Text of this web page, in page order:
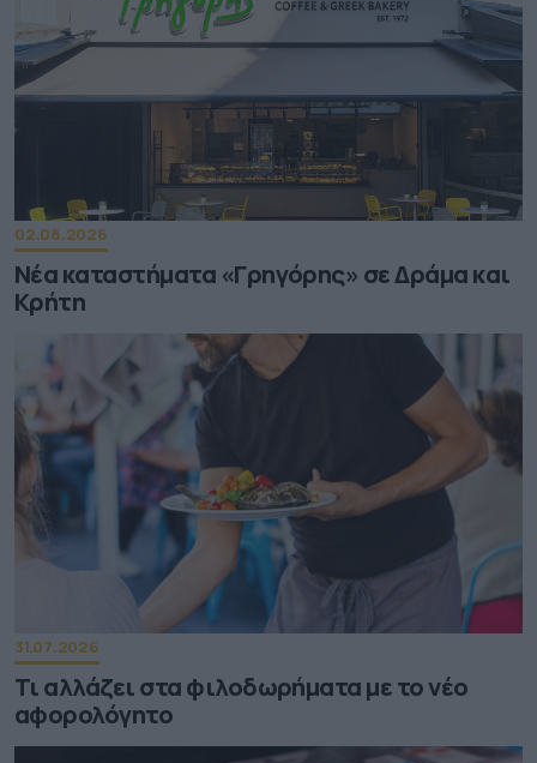
02.08.2026
Νέα καταστήματα «Γρηγόρης» σε Δράμα και
Κρήτη
31.07.2026
Τι αλλάζει στα φιλοδωρήματα με το νέο
αφορολόγητο